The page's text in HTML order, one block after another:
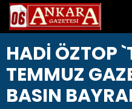
HADİ ÖZTOP
TEMMUZ
BASIN